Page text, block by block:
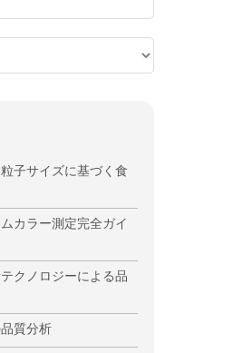
子サイズに基づく食
カラー測定完全ガイ
クノロジーによる品
質分析